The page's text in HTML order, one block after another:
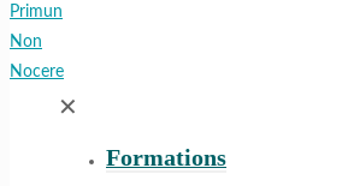
✕
Formations